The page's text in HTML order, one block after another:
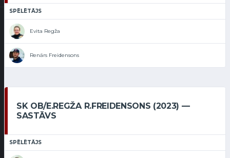
SPĒLĒTĀJS
Evita Regža
Renārs Freidensons
SK OB/E.REGŽA R.FREIDENSONS (2023) —
SASTĀVS
SPĒLĒTĀJS